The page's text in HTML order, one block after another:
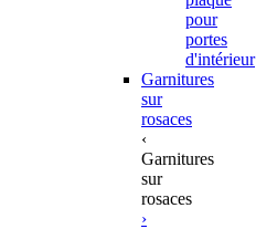
pour
portes
d'intérieur
Garnitures
sur
rosaces
‹
Garnitures
sur
rosaces
›